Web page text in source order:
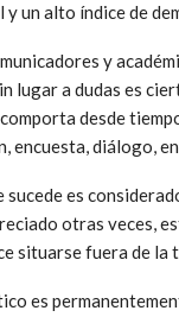
un alto índice de
y
lugar a dudas es
desde
encuesta, diálogo,
es
otras veces,
situarse fuera de la
es